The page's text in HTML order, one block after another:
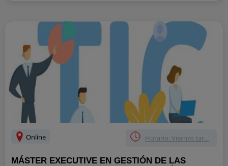
Online Horario: Viernes tar...
MÁSTER EXECUTIVE EN GESTIÓN DE LAS